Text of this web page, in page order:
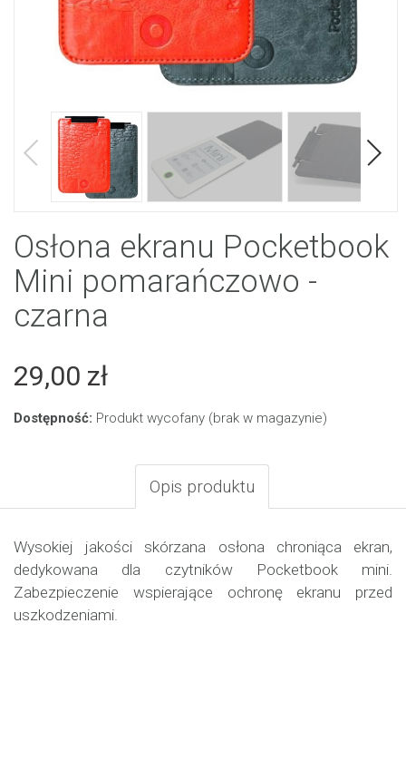
Osłona ekranu Pocketbook
Mini pomarańczowo -
czarna
29,00 zł
Dostępność: Produkt wycofany (brak w magazynie)
Opis produktu
Wysokiej jakości skórzana osłona chroniąca ekran,
dedykowana dla czytników Pocketbook mini.
Zabezpieczenie wspierające ochronę ekranu przed
uszkodzeniami.